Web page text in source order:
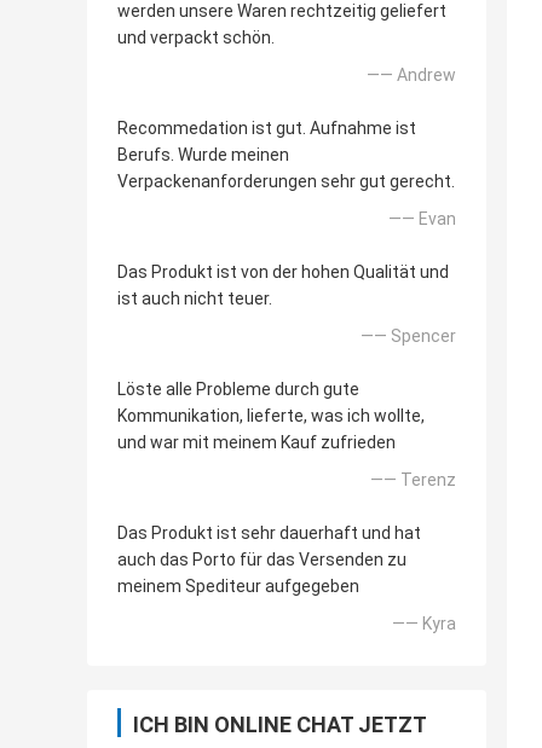
werden unsere Waren rechtzeitig geliefert
und verpackt schön.
—— Andrew
Recommedation ist gut. Aufnahme ist
Berufs. Wurde meinen
Verpackenanforderungen sehr gut gerecht.
—— Evan
Das Produkt ist von der hohen Qualität und
ist auch nicht teuer.
—— Spencer
Löste alle Probleme durch gute
Kommunikation, lieferte, was ich wollte,
und war mit meinem Kauf zufrieden
—— Terenz
Das Produkt ist sehr dauerhaft und hat
auch das Porto für das Versenden zu
meinem Spediteur aufgegeben
—— Kyra
ICH BIN ONLINE CHAT JETZT